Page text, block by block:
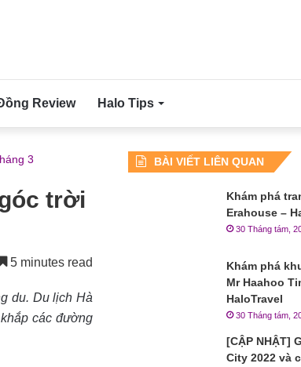
Review Halo Tips
3
trời
5 minutes read
du. Du lịch Hà
các đường
BÀI VIẾT LIÊN QUAN
Khám phá
Erahouse –
30 Tháng tám,
Khám phá
Mr Haahoo
HaloTravel
30 Tháng tám,
[CẬP NHẬT]
City 2022 và